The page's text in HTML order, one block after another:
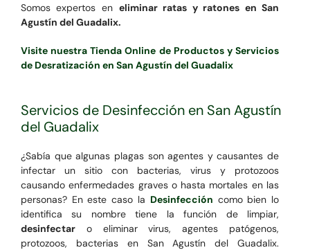
Somos expertos en eliminar ratas y ratones en San
Agustín del Guadalix.
Visite nuestra Tienda Online de Productos y Servicios
de Desratización en San Agustín del Guadalix
Servicios de Desinfección en San Agustín
del Guadalix
¿Sabía que algunas plagas son agentes y causantes de
infectar un sitio con bacterias, virus y protozoos
causando enfermedades graves o hasta mortales en las
personas? En este caso la Desinfección como bien lo
identifica su nombre tiene la función de limpiar,
desinfectaro eliminar virus, agentes patógenos,
protozoos, bacterias en San Agustín del Guadalix.